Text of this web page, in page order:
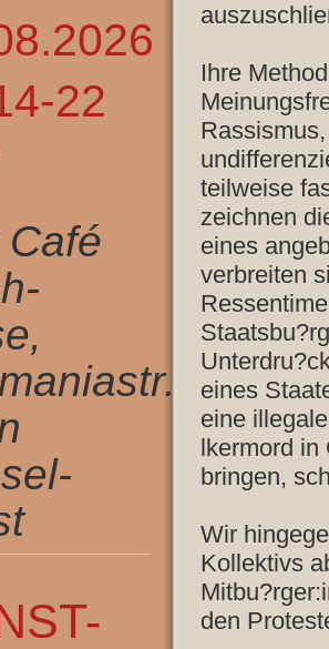
Ihre
teilweise
zeichnen
eines
verbreiten
eines
eine
lkermord in
bringen,
Wir
Kollektivs
den
22
Café